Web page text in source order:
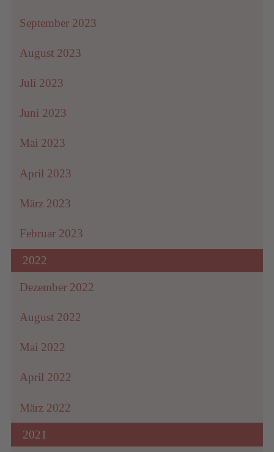
September 2023
August 2023
Juli 2023
Juni 2023
Mai 2023
April 2023
März 2023
Februar 2023
2022
Dezember 2022
August 2022
Mai 2022
April 2022
März 2022
2021